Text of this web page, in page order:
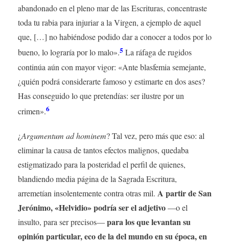
abandonado en el pleno mar de las Escrituras, concentraste
toda tu rabia para injuriar a la Virgen, a ejemplo de aquel
que, […] no habiéndose podido dar a conocer a todos por lo
bueno, lo lograría por lo malo».5 La ráfaga de rugidos
continúa aún con mayor vigor: «Ante blasfemia semejante,
¿quién podrá considerarte famoso y estimarte en dos ases?
Has conseguido lo que pretendías: ser ilustre por un
crimen».6
¿Argumentum ad hominem? Tal vez, pero más que eso: al
eliminar la causa de tantos efectos malignos, quedaba
estigmatizado para la posteridad el perfil de quienes,
blandiendo media página de la Sagrada Escritura,
arremetían insolentemente contra otras mil. A partir de San
Jerónimo, «Helvidio» podría ser el adjetivo—o el
insulto, para ser precisos—para los que levantan su
opinión particular, eco de la del mundo en su época, en